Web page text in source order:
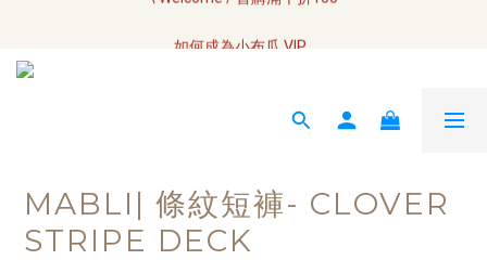
如何成為小布瓜 VIP
MABLI| 條紋短褲- CLOVER
STRIPE DECK